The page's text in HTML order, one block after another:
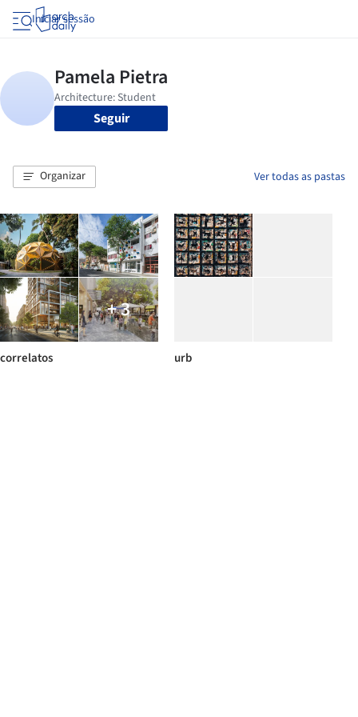
Iniciar sessão
Seguir
Organizar Ver todas as pastas
+ 3
correlatos urb